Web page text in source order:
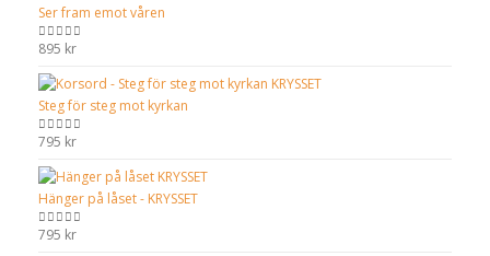
Ser fram emot våren
0out of 5
895 kr
Steg för steg mot kyrkan
0out of 5
795 kr
Hänger på låset - KRYSSET
0out of 5
795 kr